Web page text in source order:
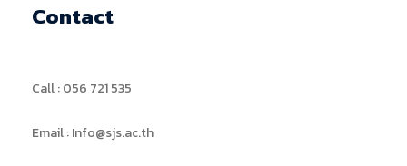
Contact
Call : 056 721 535
Email : Info@sjs.ac.th